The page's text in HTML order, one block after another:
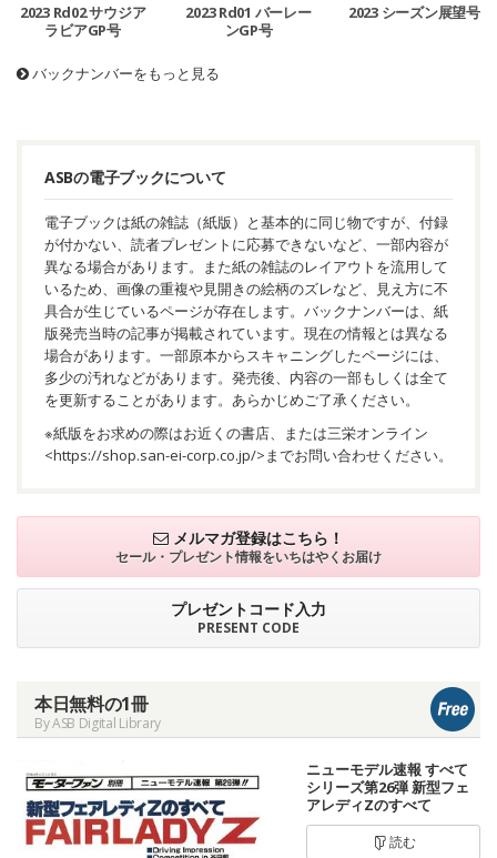
2023 Rd02 サウジア
ラビアGP号
2023 Rd01 バーレー
ンGP号
2023 シーズン展望号
バックナンバーをもっと見る
ASBの電子ブックについて
電子ブックは紙の雑誌（紙版）と基本的に同じ物ですが、付録
が付かない、読者プレゼントに応募できないなど、一部内容が
異なる場合があります。また紙の雑誌のレイアウトを流用して
いるため、画像の重複や見開きの絵柄のズレなど、見え方に不
具合が生じているページが存在します。バックナンバーは、紙
版発売当時の記事が掲載されています。現在の情報とは異なる
場合があります。一部原本からスキャニングしたページには、
多少の汚れなどがあります。発売後、内容の一部もしくは全て
を更新することがあります。あらかじめご了承ください。
※紙版をお求めの際はお近くの書店、または三栄オンライン
<https://shop.san-ei-corp.co.jp/>までお問い合わせください。
メルマガ登録はこちら！
セール・プレゼント情報をいちはやくお届け
プレゼントコード入力
PRESENT CODE
本日無料の1冊
By ASB Digital Library
ニューモデル速報 すべて
シリーズ第26弾 新型フェ
アレディZのすべて
読む